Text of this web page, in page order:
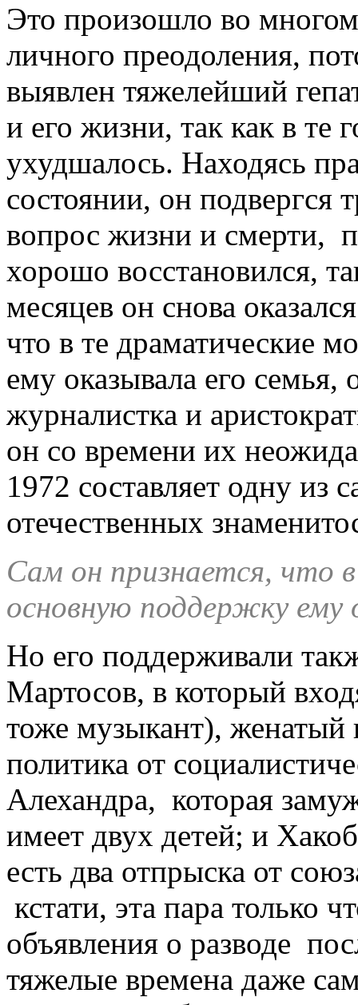
Это произошло во многом
личного преодоления,
выявлен тяжелейший
и его жизни, так как в те
ухудшалось. Находясь
состоянии, он подвергся
вопрос жизни и смерти,
хорошо восстановился,
месяцев он снова
что в те драматические
ему оказывала его семья,
журналистка и
он со времени их
1972 составляет одну из
отечественных
Сам он признается, что
основную поддержку ему
Но его поддерживали
Мартосов, в который
тоже музыкант),
политика от
Алехандра, которая
имеет двух детей; и
есть два отпрыска от
кстати, эта пара только
объявления о разводе
тяжелые времена даже